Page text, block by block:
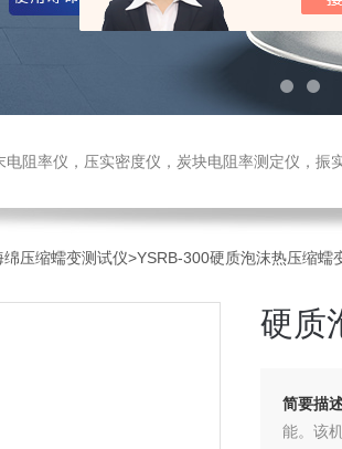
块电阻率测定仪，振实密度仪，比表面积测试仪，真密度仪，炭块热膨胀仪，炭块
绵压缩蠕变测试仪>YSRB-300硬质泡沫热压缩蠕
硬质
简要描
能。该